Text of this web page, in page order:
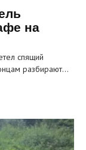
на
спящий
разбирают…